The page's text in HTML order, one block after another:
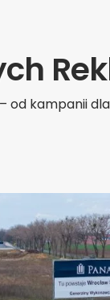
od kampanii